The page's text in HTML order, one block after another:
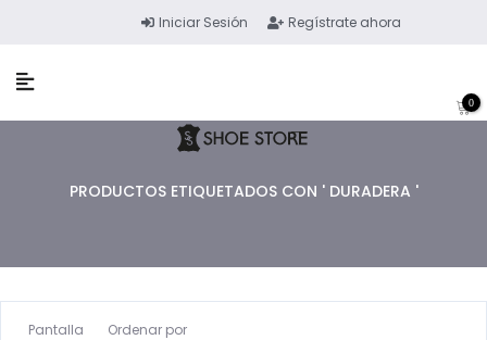
Iniciar Sesión Regístrate ahora
0
PRODUCTOS ETIQUETADOS CON ' DURADERA '
Pantalla Ordenar por